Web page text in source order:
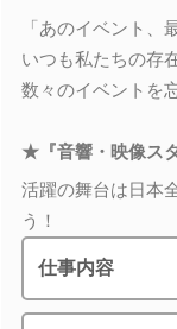
「あのイベント、
いつも私たちの存
数々のイベントを
★『音響・映像ス
活躍の舞台は日本
う！
仕事内容